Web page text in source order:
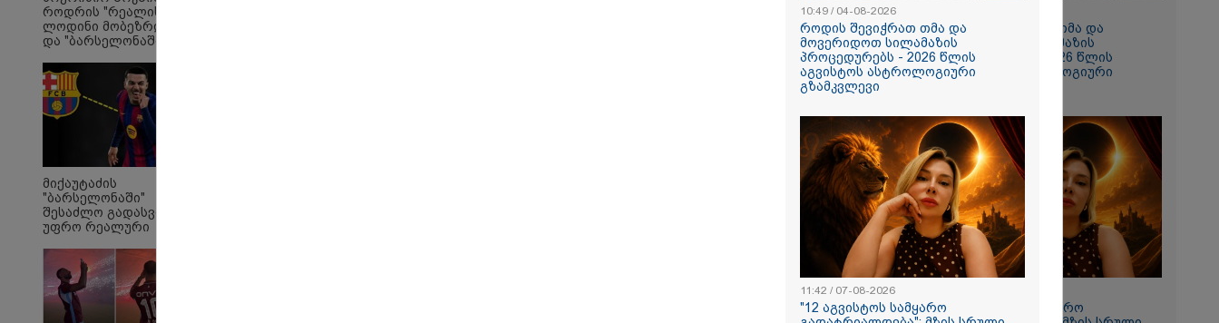
"ამ ვიდეოს ნახვა
ჩემთვის იყო სიკვდილი"
- რას ამბობს
დაკარგული 17 წლის
ვიდეოკადრებზე, სადაც
შვილის განწირული
ვედრების ხმა ამოიცნო
როდის შევიჭრათ თმა და
მოვერიდოთ სილამაზის
პროცედურებს - 2026 წლის
აგვისტოს ასტროლოგიური
"12 აგვისტოს სამყარო
როდრის "რეალის"
ლოდინი მობეზრდა
და "ბარსელონაში"
მიქაუტაძის
"ბარსელონაში"
შესაძლო გადასვლა
უფრო რეალური
ქართველი
კატალონიელთა
მთავარ მწვრთნელს
10:49 / 04-08-2026
როდის შევიჭრათ თმა და
მოვერიდოთ სილამაზის
პროცედურებს - 2026 წლის
აგვისტოს ასტროლოგიური
გზამკვლევი
11:42 / 07-08-2026
"12 აგვისტოს სამყარო